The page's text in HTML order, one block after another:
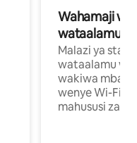
Wahamaji
wataalamu
Malazi ya
wataalamu
wakiwa mbali
wenye Wi-Fi
mahususi za